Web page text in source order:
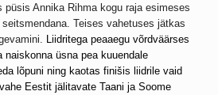
Annika Rihma kogu raja esimeses
Teises vahetuses jätkas
Liidritega peaaegu võrdväärses
üsna pea kuuendale
lõpuni ning kaotas finišis liidrile vaid
Eestit jälitavate Taani ja Soome